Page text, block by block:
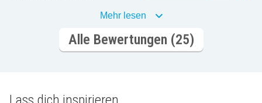
Mehr lesen
Alle Bewertungen (25)